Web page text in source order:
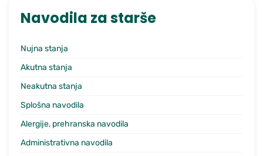
Navodila za starše
Nujna stanja
Akutna stanja
Neakutna stanja
Splošna navodila
Alergije, prehranska navodila
Administrativna navodila